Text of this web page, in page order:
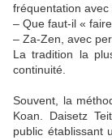
fréquentation avec
– Que faut-il «
– Za-Zen, avec
La tradition la
continuité.
Souvent, la
Koan. Daisetz
public établissant